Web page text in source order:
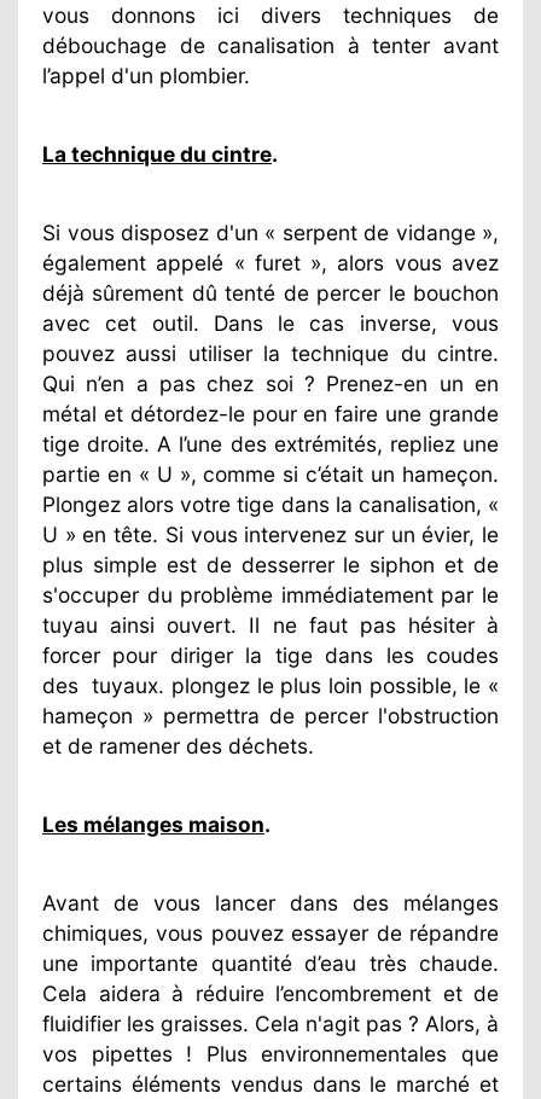
vous donnons ici divers techniques de
débouchage de canalisation à tenter avant
l’appel d'un plombier.
La technique du cintre.
Si vous disposez d'un « serpent de vidange »,
également appelé « furet », alors vous avez
déjà sûrement dû tenté de percer le bouchon
avec cet outil. Dans le cas inverse, vous
pouvez aussi utiliser la technique du cintre.
Qui n’en a pas chez soi ? Prenez-en un en
métal et détordez-le pour en faire une grande
tige droite. A l’une des extrémités, repliez une
partie en « U », comme si c’était un hameçon.
Plongez alors votre tige dans la canalisation, «
U » en tête. Si vous intervenez sur un évier, le
plus simple est de desserrer le siphon et de
s'occuper du problème immédiatement par le
tuyau ainsi ouvert. Il ne faut pas hésiter à
forcer pour diriger la tige dans les coudes
des tuyaux. plongez le plus loin possible, le «
hameçon » permettra de percer l'obstruction
et de ramener des déchets.
Les mélanges maison.
Avant de vous lancer dans des mélanges
chimiques, vous pouvez essayer de répandre
une importante quantité d’eau très chaude.
Cela aidera à réduire l’encombrement et de
fluidifier les graisses. Cela n'agit pas ? Alors, à
vos pipettes ! Plus environnementales que
certains éléments vendus dans le marché et